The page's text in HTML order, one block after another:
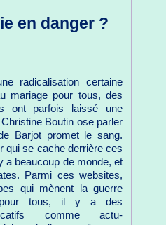
en danger ?
radicalisation certaine
mariage pour tous, des
ont parfois laissé une
Boutin ose parler
Barjot promet le sang.
qui se cache derrière ces
a beaucoup de monde, et
Parmi ces websites,
qui mènent la guerre
tous, il y a des
comme actu-